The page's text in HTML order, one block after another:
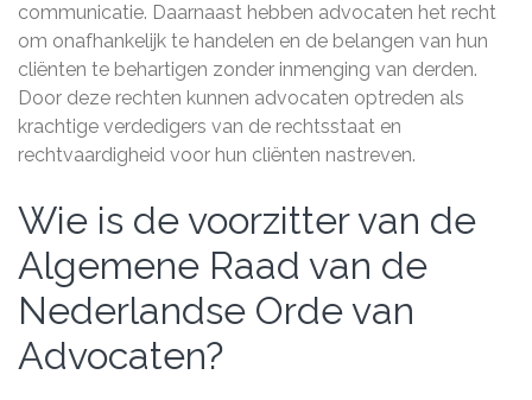
communicatie. Daarnaast hebben advocaten het recht
om onafhankelijk te handelen en de belangen van hun
cliënten te behartigen zonder inmenging van derden.
Door deze rechten kunnen advocaten optreden als
krachtige verdedigers van de rechtsstaat en
rechtvaardigheid voor hun cliënten nastreven.
Wie is de voorzitter van de
Algemene Raad van de
Nederlandse Orde van
Advocaten?